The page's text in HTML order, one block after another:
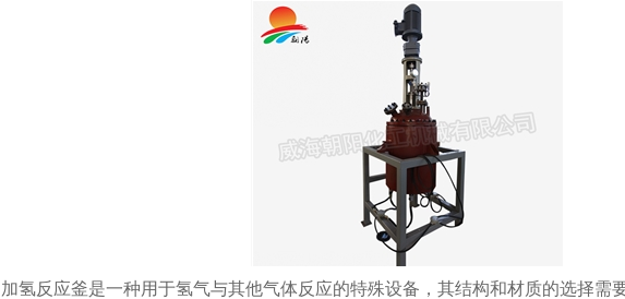
加氢反应釜是一种用于氢气与其他气体反应的特殊设备，其结构和材质的选择需